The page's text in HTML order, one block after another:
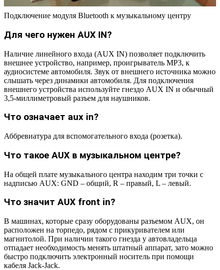
Подключение модуля Bluetooth к музыкальному центру
Для чего нужен AUX IN?
Наличие линейного входа (AUX IN) позволяет подключить
внешнее устройство, например, проигрыватель MP3, к
аудиосистеме автомобиля. Звук от внешнего источника можно
слышать через динамики автомобиля. Для подключения
внешнего устройства используйте гнездо AUX IN и обычный
3,5-миллиметровый разъем для наушников.
Что означает aux in?
Аббревиатура для вспомогательного входа (розетка).
Что такое AUX в музыкальном центре?
На общей плате музыкального центра находим три точки с
надписью AUX: GND – общий, R – правый, L – левый.
Что значит AUX front in?
В машинах, которые сразу оборудованы разъемом AUX, он
расположен на торпедо, рядом с прикуривателем или
магнитолой. При наличии такого гнезда у автовладельца
отпадает необходимость менять штатный аппарат, зато можно
быстро подключить электронный носитель при помощи
кабеля Jack-Jack.